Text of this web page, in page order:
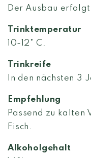
Der Ausbau
Trinktemperatur
10-12° C.
Trinkreife
In den nächsten 3
Empfehlung
Passend zu kalten
Fisch.
Alkoholgehalt